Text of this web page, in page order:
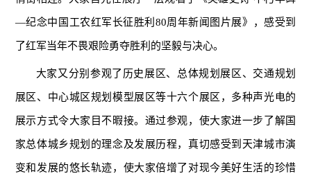
—纪念中国工农红军长征胜利80周年新闻图片展》，感受到
了红军当年不畏艰险勇夺胜利的坚毅与决心。
大家又分别参观了历史展区、总体规划展区、交通规划
展区、中心城区规划模型展区等十六个展区，多种声光电的
展示方式令大家目不暇接。通过参观，使大家进一步了解国
家总体城乡规划的理念及发展历程，真切感受到天津城市演
变和发展的悠长轨迹，使大家倍增了对现今美好生活的珍惜